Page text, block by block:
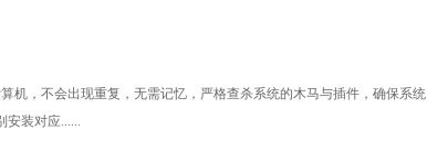
机，不会出现重复，无需记忆，严格查杀系统的木马与插件，确保系统
安装对应......